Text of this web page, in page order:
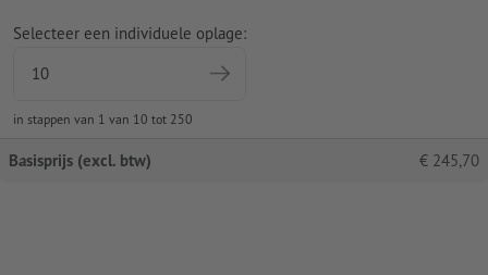
Selecteer een individuele oplage:
in stappen van 1 van 10 tot 250
Basisprijs (excl. btw) € 245,70